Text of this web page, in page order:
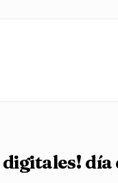
digitales!